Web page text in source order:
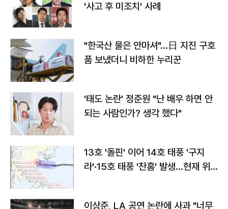
'사고 후 미조치' 사례
"한국산 물은 안마셔"…日 지진 구호
품 보냈더니 비하한 누리꾼
'태도 논란' 정준원 "난 배우 하면 안
되는 사람인가? 생각 했다"
13호 '돌핀' 이어 14호 태풍 '구지
라'·15호 태풍 '찬홈' 발생…현재 위
이상준, LA 공연 논란에 사과 "너무